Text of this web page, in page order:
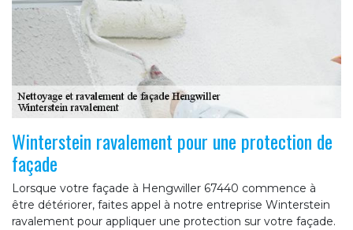
Winterstein ravalement pour une protection de
façade
Lorsque votre façade à Hengwiller 67440 commence à
être détériorer, faites appel à notre entreprise Winterstein
ravalement pour appliquer une protection sur votre façade.